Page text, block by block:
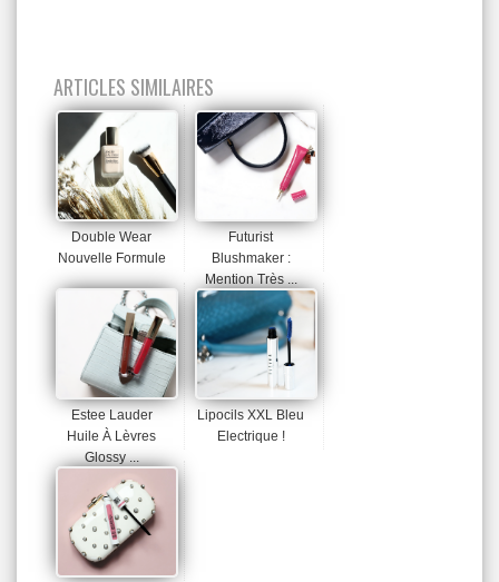
ARTICLES SIMILAIRES
Double Wear
Nouvelle Formule
Futurist
Blushmaker :
Mention Très ...
Estee Lauder
Huile À Lèvres
Glossy ...
Lipocils XXL Bleu
Electrique !